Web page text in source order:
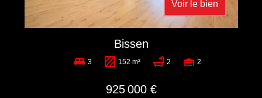
Voir le bien
Bissen
3 152 m² 2 2
925 000 €